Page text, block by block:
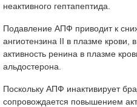
неактивного гептапептида.
Подавление АПФ приводит к
ангиотензина II в плазме крови,
активность ренина в плазме
альдостерона.
Поскольку АПФ инактивирует
сопровождается повышением